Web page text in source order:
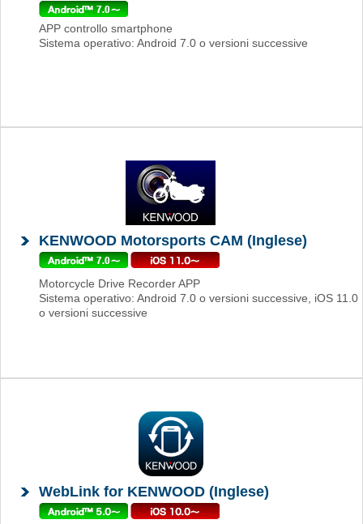
APP controllo smartphone
Sistema operativo: Android 7.0 o versioni successive
KENWOOD Motorsports CAM (Inglese)
Motorcycle Drive Recorder APP
Sistema operativo: Android 7.0 o versioni successive, iOS 11.0
o versioni successive
WebLink for KENWOOD (Inglese)